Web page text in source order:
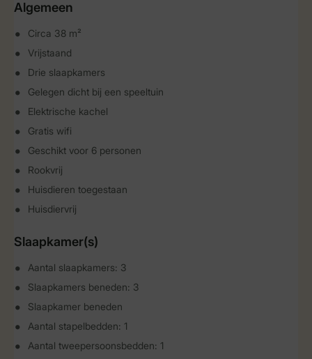
Algemeen
Circa 38 m²
Vrijstaand
Drie slaapkamers
Gelegen dicht bij een speeltuin
Elektrische kachel
Gratis wifi
Geschikt voor 6 personen
Rookvrij
Huisdieren toegestaan
Huisdiervrij
Slaapkamer(s)
Aantal slaapkamers: 3
Slaapkamers beneden: 3
Slaapkamer beneden
Aantal stapelbedden: 1
Aantal tweepersoonsbedden: 1